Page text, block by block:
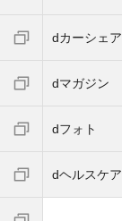
dカーシェア
dマガジン
dフォト
dヘルスケア